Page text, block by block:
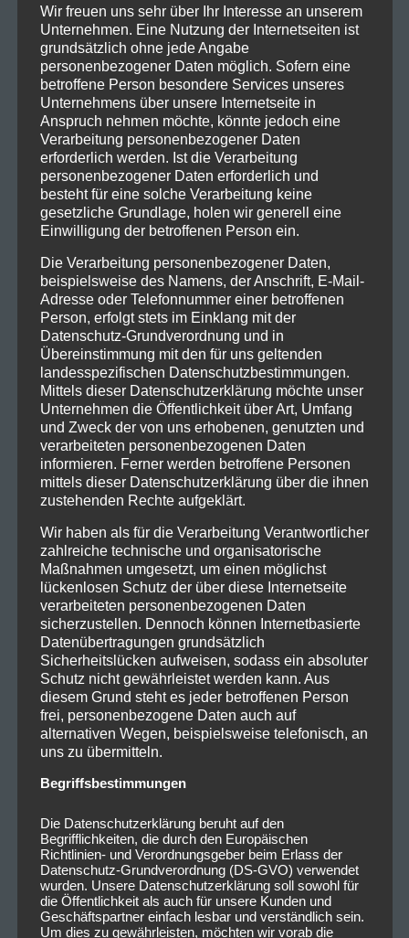
Wir freuen uns sehr über Ihr Interesse an unserem
Unternehmen. Eine Nutzung der Internetseiten ist
grundsätzlich ohne jede Angabe
personenbezogener Daten möglich. Sofern eine
betroffene Person besondere Services unseres
Unternehmens über unsere Internetseite in
Anspruch nehmen möchte, könnte jedoch eine
Verarbeitung personenbezogener Daten
erforderlich werden. Ist die Verarbeitung
personenbezogener Daten erforderlich und
besteht für eine solche Verarbeitung keine
gesetzliche Grundlage, holen wir generell eine
Einwilligung der betroffenen Person ein.
Die Verarbeitung personenbezogener Daten,
beispielsweise des Namens, der Anschrift, E-Mail-
Adresse oder Telefonnummer einer betroffenen
Person, erfolgt stets im Einklang mit der
Datenschutz-Grundverordnung und in
Übereinstimmung mit den für uns geltenden
landesspezifischen Datenschutzbestimmungen.
Mittels dieser Datenschutzerklärung möchte unser
Unternehmen die Öffentlichkeit über Art, Umfang
und Zweck der von uns erhobenen, genutzten und
verarbeiteten personenbezogenen Daten
informieren. Ferner werden betroffene Personen
mittels dieser Datenschutzerklärung über die ihnen
zustehenden Rechte aufgeklärt.
Wir haben als für die Verarbeitung Verantwortlicher
zahlreiche technische und organisatorische
Maßnahmen umgesetzt, um einen möglichst
lückenlosen Schutz der über diese Internetseite
verarbeiteten personenbezogenen Daten
sicherzustellen. Dennoch können Internetbasierte
Datenübertragungen grundsätzlich
Sicherheitslücken aufweisen, sodass ein absoluter
Schutz nicht gewährleistet werden kann. Aus
diesem Grund steht es jeder betroffenen Person
frei, personenbezogene Daten auch auf
alternativen Wegen, beispielsweise telefonisch, an
uns zu übermitteln.
Begriffsbestimmungen
Die Datenschutzerklärung beruht auf den
Begrifflichkeiten, die durch den Europäischen
Richtlinien- und Verordnungsgeber beim Erlass der
Datenschutz-Grundverordnung (DS-GVO) verwendet
wurden. Unsere Datenschutzerklärung soll sowohl für
die Öffentlichkeit als auch für unsere Kunden und
Geschäftspartner einfach lesbar und verständlich sein.
Um dies zu gewährleisten, möchten wir vorab die